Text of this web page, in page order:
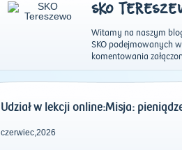
SKO
Witamy na naszym
SKO podejmowanych
komentowania
Udział w lekcji online:Misja:
czerwiec,2026